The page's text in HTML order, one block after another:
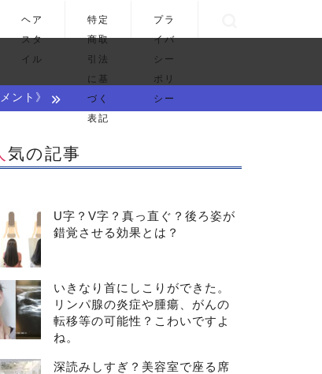
ヘア
スタ
イル
特定
商取
引法
に基
づく
表記
プラ
イバ
シー
ポリ
シー
ント》
人気の記事
U字？V字？真っ直ぐ？後ろ姿が
錯覚させる効果とは？
いきなり首にしこりができた。
リンパ腺の炎症や腫瘍、がんの
転移等の可能性？こわいですよ
ね。
深読みしすぎ？美容室で座る席